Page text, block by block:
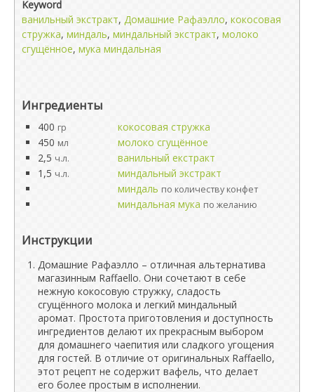
Keyword
ванильный экстракт, Домашние Рафаэлло, кокосовая
стружка, миндаль, миндальный экстракт, молоко
сгущённое, мука миндальная
Ингредиенты
400 гр
кокосовая стружка
450 мл
молоко сгущённое
2,5 ч.л.
ванильный екстракт
1,5 ч.л.
миндальный экстракт
миндаль по количеству конфет
миндальная мука по желанию
Инструкции
Домашние Рафаэлло – отличная альтернатива
магазинным Raffaello. Они сочетают в себе
нежную кокосовую стружку, сладость
сгущённого молока и легкий миндальный
аромат. Простота приготовления и доступность
ингредиентов делают их прекрасным выбором
для домашнего чаепития или сладкого угощения
для гостей. В отличие от оригинальных Raffaello,
этот рецепт не содержит вафель, что делает
его более простым в исполнении.